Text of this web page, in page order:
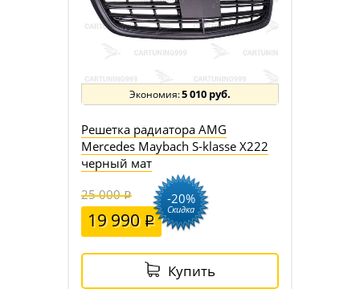
5 010 руб.
Решетка радиатора AMG
Mercedes Maybach S-klasse X222
черный мат
25 000
19 990
-20%
Скидка
Купить